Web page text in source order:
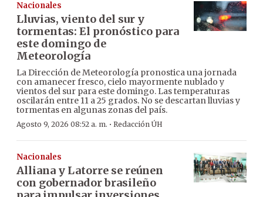
Nacionales
Lluvias, viento del sur y
tormentas: El pronóstico para
este domingo de
Meteorología
La Dirección de Meteorología pronostica una jornada
con amanecer fresco, cielo mayormente nublado y
vientos del sur para este domingo. Las temperaturas
oscilarán entre 11 a 25 grados. No se descartan lluvias y
tormentas en algunas zonas del país.
Agosto 9, 2026 08:52 a. m. · Redacción ÚH
Nacionales
Alliana y Latorre se reúnen
con gobernador brasileño